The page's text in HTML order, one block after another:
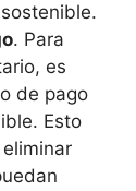
. Para
es
de pago
Esto